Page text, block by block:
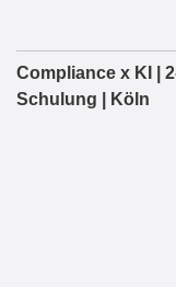
Compliance x KI |
Schulung | Köln